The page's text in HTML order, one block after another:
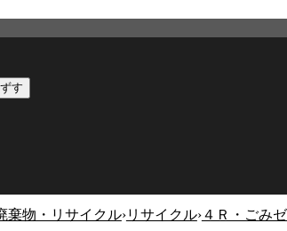
す
棄物・リサイクル›リサイクル›４Ｒ・ごみ